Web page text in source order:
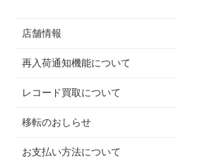
店舗情報
再入荷通知機能について
レコード買取について
移転のおしらせ
お支払い方法について